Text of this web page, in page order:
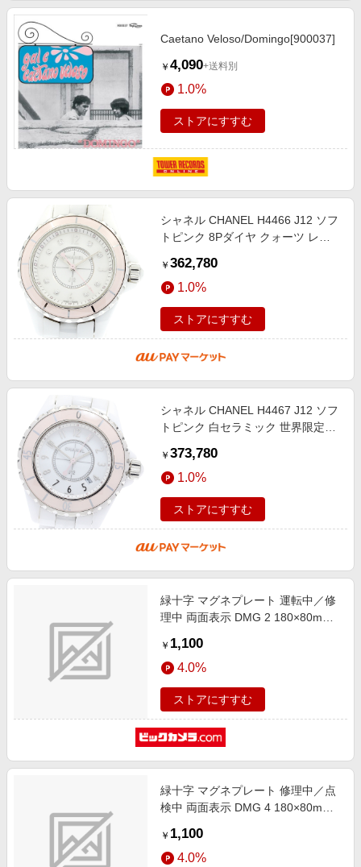
Caetano Veloso/Domingo[900037]
￥ 4,090+送料別
1.0%
ストアにすすむ
シャネル CHANEL H4466 J12 ソフ
トピンク 8Pダイヤ クォーツ レデ
￥ 362,780
1.0%
ストアにすすむ
シャネル CHANEL H4467 J12 ソフ
トピンク 白セラミック 世界限定
書付き_911232
￥ 373,780
1.0%
ストアにすすむ
緑十字 マグネプレート 運転中／修
理中 両面表示 DMG 2 180×80mm
￥ 1,100
4.0%
ストアにすすむ
緑十字 マグネプレート 修理中／点
検中 両面表示 DMG 4 180×80mm
￥ 1,100
4.0%